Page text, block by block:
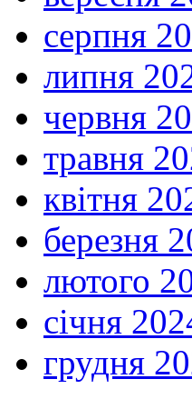
серпня
липня
червня
травня
квітня
березня
лютого
січня
грудня